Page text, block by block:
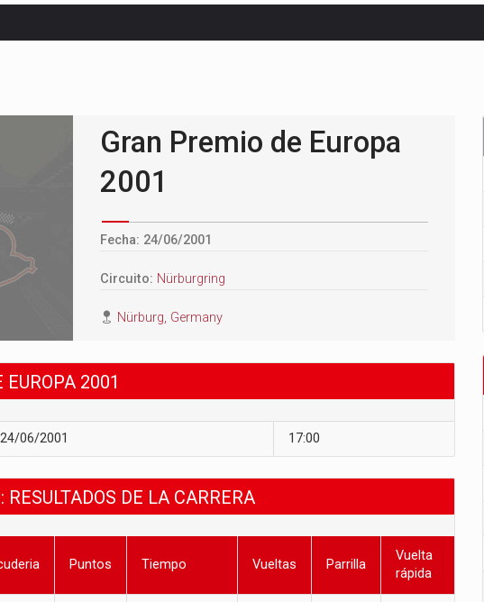
Gran Premio de Europa
2001
Fecha: 24/06/2001
Circuito: Nürburgring
Nürburg, Germany
2001
24/06/2001 17:00
DE LA CARRERA
Puntos Tiempo Vueltas Parrilla
Vuelta
rápida